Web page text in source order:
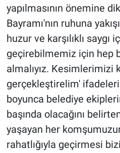
yapılmasının önemine
Bayramı'nın ruhuna
huzur ve karşılıklı
geçirebilmemiz için hep
almalıyız. Kesimlerimizi
gerçekleştirelim'
boyunca belediye
başında olacağını
yaşayan her
rahatlığıyla geçirmesi